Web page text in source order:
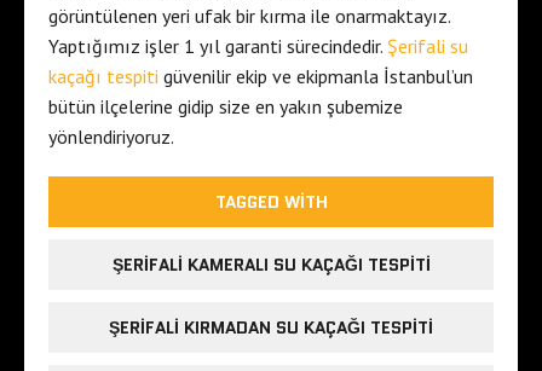
görüntülenen yeri ufak bir kırma ile onarmaktayız.
Yaptığımız işler 1 yıl garanti sürecindedir. Şerifali su
kaçağı tespiti güvenilir ekip ve ekipmanla İstanbul’un
bütün ilçelerine gidip size en yakın şubemize
yönlendiriyoruz.
TAGGED WITH
ŞERIFALI KAMERALI SU KAÇAĞI TESPITI
ŞERIFALI KIRMADAN SU KAÇAĞI TESPITI